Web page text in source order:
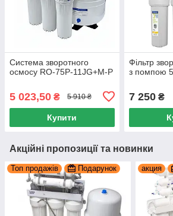
Система зворотного
осмосу RO-75P-11JG+М-P
5 023,50 ₴ 5 910 ₴
Купити
Фільтр
з помпою
7 250₴
Акційні пропозиції та новинки
Топ продажів Подарунок акция